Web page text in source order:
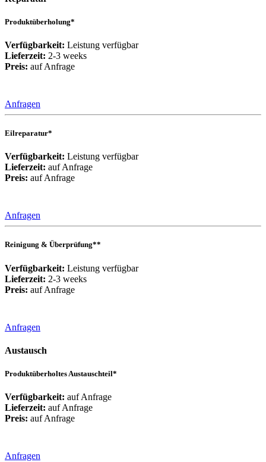
Produktüberholung*
Verfügbarkeit: Leistung verfügbar
Lieferzeit: 2-3 weeks
Preis: auf Anfrage
Anfragen
Eilreparatur*
Verfügbarkeit: Leistung verfügbar
Lieferzeit: auf Anfrage
Preis: auf Anfrage
Anfragen
Reinigung & Überprüfung**
Verfügbarkeit: Leistung verfügbar
Lieferzeit: 2-3 weeks
Preis: auf Anfrage
Anfragen
Austausch
Produktüberholtes Austauschteil*
Verfügbarkeit: auf Anfrage
Lieferzeit: auf Anfrage
Preis: auf Anfrage
Anfragen